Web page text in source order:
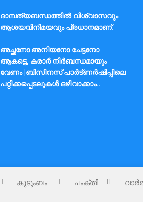
ദാമ്പത്യബന്ധത്തിൽ വിശ്വാസവും
ആശയവിനിമയവും പ്രധാനമാണ്.
അച്ഛനോ അനിയനോ ചേട്ടനോ
ആകട്ടെ, കരാർ നിർബന്ധമായും
വേണം |ബിസിനസ് പാർട്ണർഷിപ്പിലെ
പറ്റിക്കപ്പെടലുകൾ ഒഴിവാക്കാം..
കുടുംബം പംക്തി